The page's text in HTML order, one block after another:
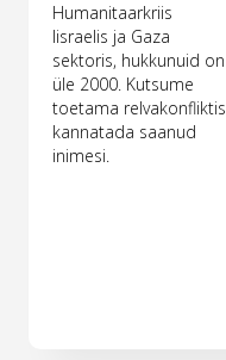
Humanitaarkriis
Iisraelis ja Gaza
sektoris, hukkunuid on
üle 2000. Kutsume
toetama relvakonfliktis
kannatada saanud
inimesi.